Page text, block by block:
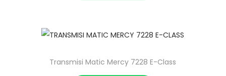
Transmisi Matic Mercy 7228 E-Class